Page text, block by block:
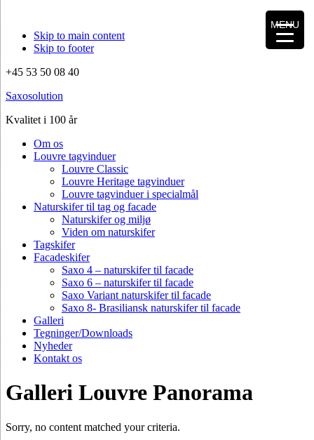
MENU
Skip to main content
Skip to footer
+45 53 50 08 40
Saxosolution
Kvalitet i 100 år
Om os
Louvre tagvinduer
Louvre Classic
Louvre Heritage tagvinduer
Louvre tagvinduer i specialmål
Naturskifer til tag og facade
Naturskifer og miljø
Viden om naturskifer
Tagskifer
Facadeskifer
Saxo 4 – naturskifer til facade
Saxo 6 – naturskifer til facade
Saxo Variant naturskifer til facade
Saxo 8- Brasiliansk naturskifer til facade
Galleri
Tegninger/Downloads
Nyheder
Kontakt os
Galleri Louvre Panorama
Sorry, no content matched your criteria.